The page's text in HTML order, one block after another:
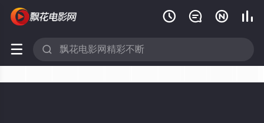
   
 